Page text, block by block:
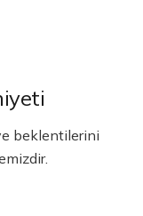
beklentilerini